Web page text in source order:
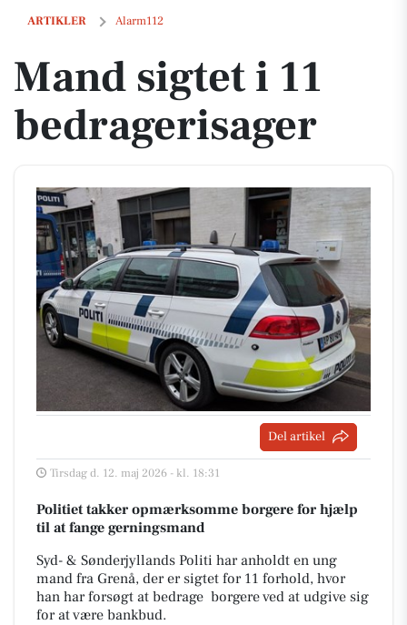
ARTIKLER Alarm112
Mand sigtet i 11 bedragerisager
Mand sigtet i 11
bedragerisager
Del artikel
Tirsdag d. 12. maj 2026 - kl. 18:31
Politiet takker opmærksomme borgere for hjælp
til at fange gerningsmand
Syd- & Sønderjyllands Politi har anholdt en ung
mand fra Grenå, der er sigtet for 11 forhold, hvor
han har forsøgt at bedrage borgere ved at udgive sig
for at være bankbud.